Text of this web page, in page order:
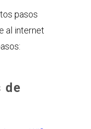
pasos
al internet
de